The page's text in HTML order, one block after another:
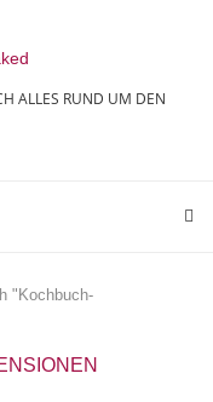
ALLES RUND UM DEN
"Kochbuch-